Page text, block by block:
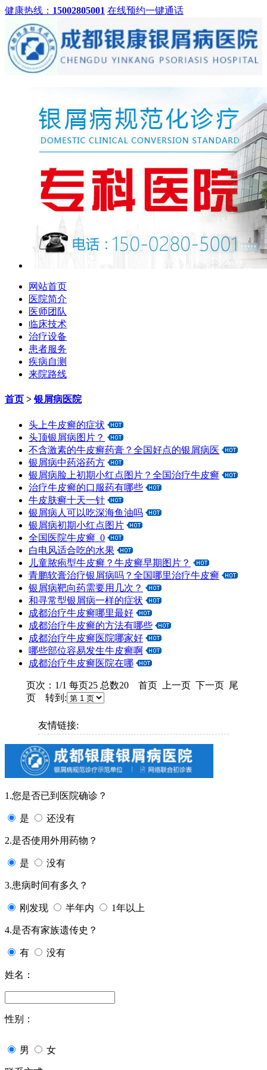
健康热线： 15002805001 在线预约一键通话
网站首页
医院简介
医师团队
临床技术
治疗设备
患者服务
疾病自测
来院路线
首页 >银屑病医院
头上牛皮癣的症状
头顶银屑病图片？
不含激素的牛皮癣药膏？全国好点的银屑病医
银屑病中药浴药方
银屑病脸上初期小红点图片？全国治疗牛皮癣
治疗牛皮癣的口服药有哪些
牛皮肤癣十天一针
银屑病人可以吃深海鱼油吗
银屑病初期小红点图片
全国医院牛皮癣_0
白电风适合吃的水果
儿童脓疱型牛皮癣？牛皮癣早期图片？
青鹏软膏治疗银屑病吗？全国哪里治疗牛皮癣
银屑病靶向药需要用几次？
和寻常型银屑病一样的症状
成都治疗牛皮癣哪里最好
成都治疗牛皮癣的方法有哪些
成都治疗牛皮癣医院哪家好
哪些部位容易发生牛皮癣啊
成都治疗牛皮癣医院在哪
页次：1/1 每页25 总数20 首页 上一页 下一页 尾
页 转到:
友情链接:
1.您是否已到医院确诊？
是 还没有
2.是否使用外用药物？
是 没有
3.患病时间有多久？
刚发现 半年内 1年以上
4.是否有家族遗传史？
有 没有
姓名：
性别：
男 女